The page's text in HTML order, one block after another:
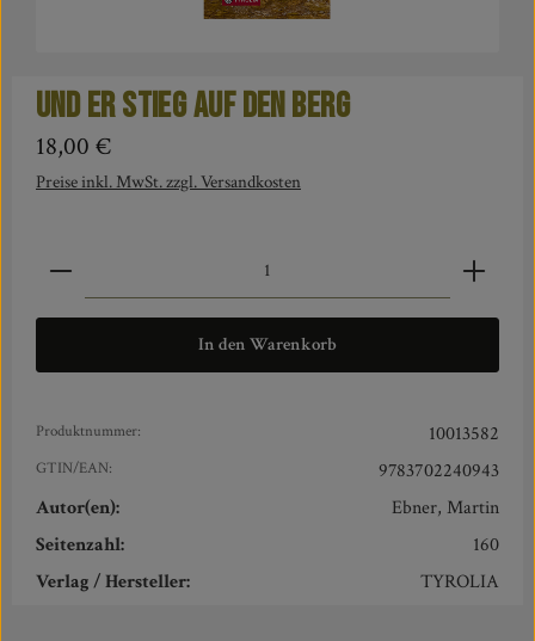
Und er stieg auf den Berg
Regulärer Preis:
18,00 €
Preise inkl. MwSt. zzgl. Versandkosten
Produkt Anzahl: Gib den gewünschten Wert ein oder
In den Warenkorb
Produktnummer: 10013582
GTIN/EAN:
9783702240943
Autor(en):
Ebner, Martin
Seitenzahl:
160
Verlag / Hersteller:
TYROLIA